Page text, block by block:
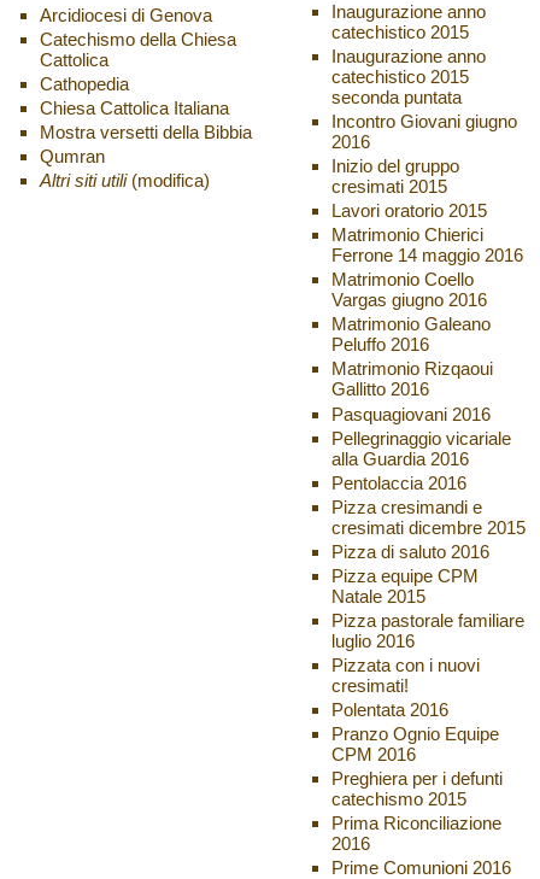
Arcidiocesi di Genova
Catechismo della Chiesa
Cattolica
Cathopedia
Chiesa Cattolica Italiana
Mostra versetti della Bibbia
Qumran
Altri siti utili (modifica)
Inaugurazione anno
catechistico 2015
Inaugurazione anno
catechistico 2015
seconda puntata
Incontro Giovani giugno
2016
Inizio del gruppo
cresimati 2015
Lavori oratorio 2015
Matrimonio Chierici
Ferrone 14 maggio 2016
Matrimonio Coello
Vargas giugno 2016
Matrimonio Galeano
Peluffo 2016
Matrimonio Rizqaoui
Gallitto 2016
Pasquagiovani 2016
Pellegrinaggio vicariale
alla Guardia 2016
Pentolaccia 2016
Pizza cresimandi e
cresimati dicembre 2015
Pizza di saluto 2016
Pizza equipe CPM
Natale 2015
Pizza pastorale familiare
luglio 2016
Pizzata con i nuovi
cresimati!
Polentata 2016
Pranzo Ognio Equipe
CPM 2016
Preghiera per i defunti
catechismo 2015
Prima Riconciliazione
2016
Prime Comunioni 2016